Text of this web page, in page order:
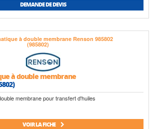
DEMANDE DE DEVIS
à double membrane
membrane pour transfert d'huiles
VOIR LA FICHE